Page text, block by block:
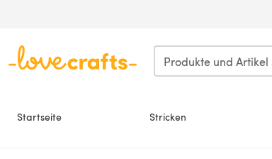
Startseite Stricken